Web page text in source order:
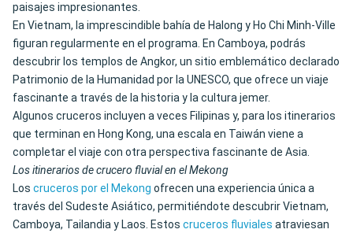
paisajes impresionantes.
En Vietnam, la imprescindible bahía de Halong y Ho Chi Minh-Ville
figuran regularmente en el programa. En Camboya, podrás
descubrir los templos de Angkor, un sitio emblemático declarado
Patrimonio de la Humanidad por la UNESCO, que ofrece un viaje
fascinante a través de la historia y la cultura jemer.
Algunos cruceros incluyen a veces Filipinas y, para los itinerarios
que terminan en Hong Kong, una escala en Taiwán viene a
completar el viaje con otra perspectiva fascinante de Asia.
Los itinerarios de crucero fluvial en el Mekong
Los cruceros por el Mekong ofrecen una experiencia única a
través del Sudeste Asiático, permitiéndote descubrir Vietnam,
Camboya, Tailandia y Laos. Estos cruceros fluviales atraviesan